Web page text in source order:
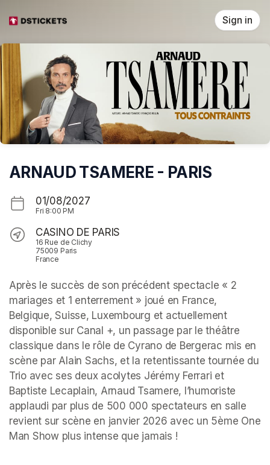
Sign in
ARNAUD TSAMERE - PARIS
01/08/2027
Fri 8:00 PM
CASINO DE PARIS
16 Rue de Clichy
75009 Paris
France
Après le succès de son précédent spectacle « 2
mariages et 1 enterrement » joué en France,
Belgique, Suisse, Luxembourg et actuellement
disponible sur Canal +, un passage par le théâtre
classique dans le rôle de Cyrano de Bergerac mis en
scène par Alain Sachs, et la retentissante tournée du
Trio avec ses deux acolytes Jérémy Ferrari et
Baptiste Lecaplain, Arnaud Tsamere, l’humoriste
applaudi par plus de 500 000 spectateurs en salle
revient sur scène en janvier 2026 avec un 5ème One
Man Show plus intense que jamais !